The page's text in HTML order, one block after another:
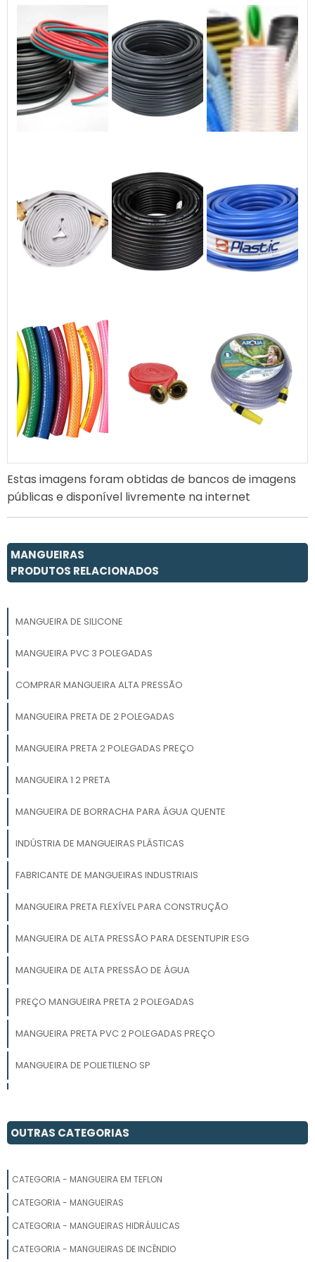
Estas imagens foram obtidas de bancos de imagens
públicas e disponível livremente na internet
MANGUEIRAS
PRODUTOS RELACIONADOS
MANGUEIRA DE SILICONE
MANGUEIRA PVC 3 POLEGADAS
COMPRAR MANGUEIRA ALTA PRESSÃO
MANGUEIRA PRETA DE 2 POLEGADAS
MANGUEIRA PRETA 2 POLEGADAS PREÇO
MANGUEIRA 1 2 PRETA
MANGUEIRA DE BORRACHA PARA ÁGUA QUENTE
INDÚSTRIA DE MANGUEIRAS PLÁSTICAS
FABRICANTE DE MANGUEIRAS INDUSTRIAIS
MANGUEIRA PRETA FLEXÍVEL PARA CONSTRUÇÃO
MANGUEIRA DE ALTA PRESSÃO PARA DESENTUPIR ESG
MANGUEIRA DE ALTA PRESSÃO DE ÁGUA
PREÇO MANGUEIRA PRETA 2 POLEGADAS
MANGUEIRA PRETA PVC 2 POLEGADAS PREÇO
MANGUEIRA DE POLIETILENO SP
PREÇO MANGUEIRA PRETA 1 2
MANGUEIRA DE BORRACHA PARA COMPRESSOR DE AR
MANGUEIRA DE POLIETILENO 1 2
OUTRAS CATEGORIAS
CATEGORIA - MANGUEIRA EM TEFLON
CATEGORIA - MANGUEIRAS
CATEGORIA - MANGUEIRAS HIDRÁULICAS
CATEGORIA - MANGUEIRAS DE INCÊNDIO